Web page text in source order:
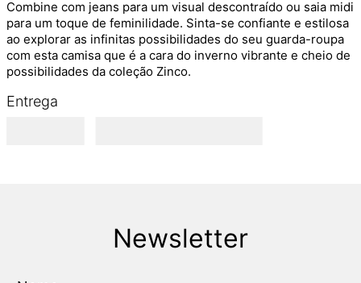
Combine com jeans para um visual descontraído ou saia midi
para um toque de feminilidade. Sinta-se confiante e estilosa
ao explorar as infinitas possibilidades do seu guarda-roupa
com esta camisa que é a cara do inverno vibrante e cheio de
possibilidades da coleção Zinco.
Entrega
Newsletter